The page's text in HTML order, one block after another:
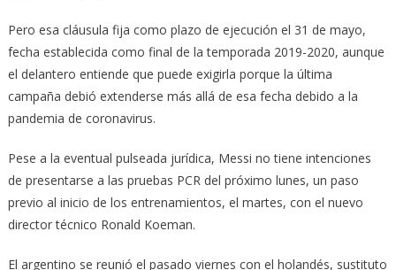
Pero esa cláusula fija como plazo de ejecución el 31 de mayo,
fecha establecida como final de la temporada 2019-2020, aunque
el delantero entiende que puede exigirla porque la última
campaña debió extenderse más allá de esa fecha debido a la
pandemia de coronavirus.
Pese a la eventual pulseada jurídica, Messi no tiene intenciones
de presentarse a las pruebas PCR del próximo lunes, un paso
previo al inicio de los entrenamientos, el martes, con el nuevo
director técnico Ronald Koeman.
El argentino se reunió el pasado viernes con el holandés, sustituto